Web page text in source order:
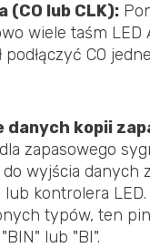
(CO lub CLK):
wiele taśm LED
podłączyć CO
danych kopii
zapasowego
do wyjścia danych
kontrolera
typów, ten
lub "BI".